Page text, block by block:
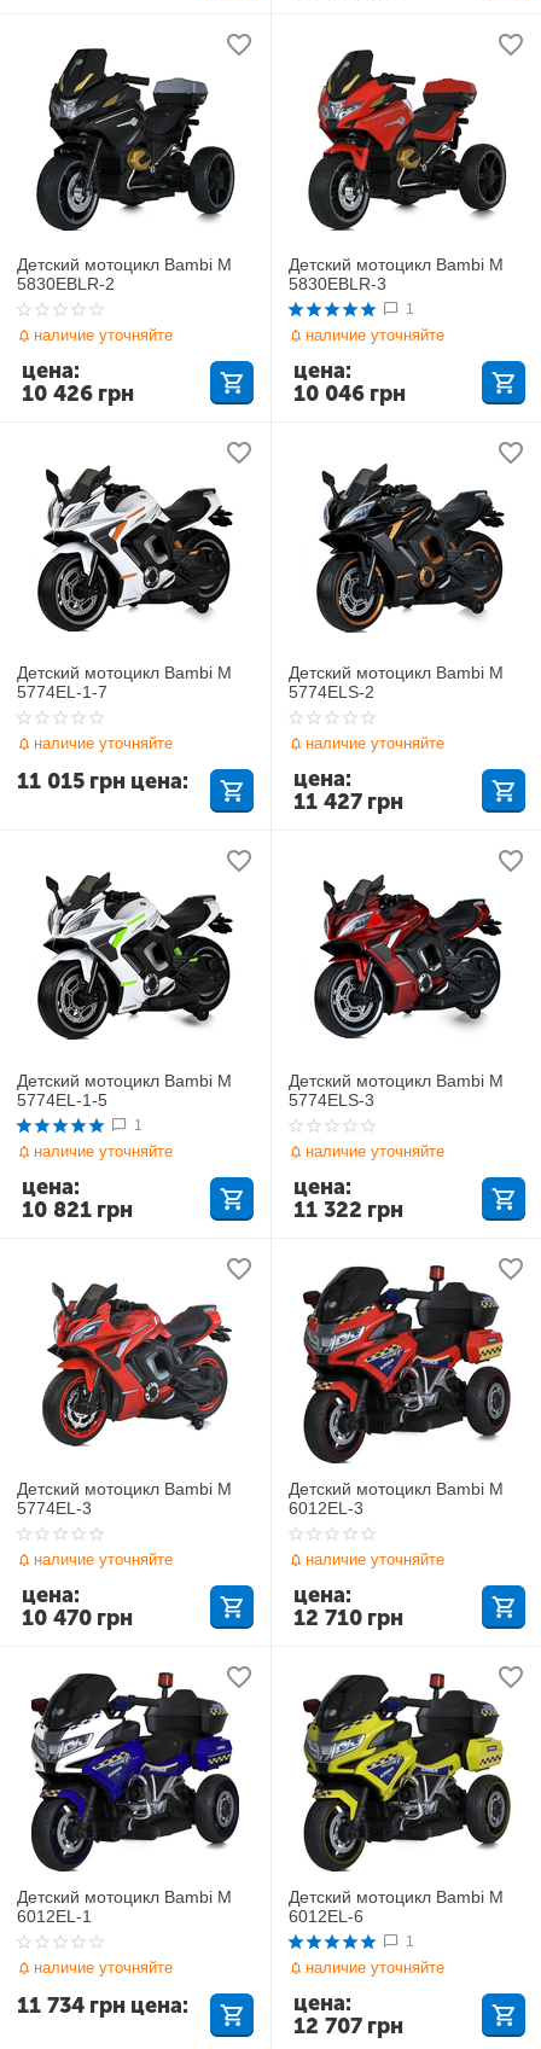
Детский мотоцикл Bambi M
5830EBLR-2
наличие уточняйте
10 426 грн
цена:
Детский мотоцикл Bambi M
5830EBLR-3
1
наличие уточняйте
10 046 грн
цена:
Детский мотоцикл Bambi M
5774EL-1-7
наличие уточняйте
11 015 грн цена:
Детский мотоцикл Bambi M
5774ELS-2
наличие уточняйте
11 427 грн
цена:
Детский мотоцикл Bambi M
5774EL-1-5
1
наличие уточняйте
10 821 грн
цена:
Детский мотоцикл Bambi M
5774ELS-3
наличие уточняйте
11 322 грн
цена:
Детский мотоцикл Bambi M
5774EL-3
наличие уточняйте
10 470 грн
цена:
Детский мотоцикл Bambi M
6012EL-3
наличие уточняйте
12 710 грн
цена:
Детский мотоцикл Bambi M
6012EL-1
наличие уточняйте
11 734 грн цена:
Детский мотоцикл Bambi M
6012EL-6
1
наличие уточняйте
12 707 грн
цена: